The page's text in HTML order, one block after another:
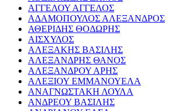
ΑΓΓΕΛΟΥ ΑΓΓΕΛΟΣ
ΑΔΑΜΟΠΟΥΛΟΣ ΑΛΕΞΑΝΔΡΟΣ
ΑΘΕΡΙΔΗΣ ΘΟΔΩΡΗΣ
ΑΙΣΧΥΛΟΣ
ΑΛΕΞΑΚΗΣ ΒΑΣΙΛΗΣ
ΑΛΕΞΑΝΔΡΗΣ ΘΑΝΟΣ
ΑΛΕΞΑΝΔΡΟΥ ΑΡΗΣ
ΑΛΕΞΙΟΥ ΕΜΜΑΝΟΥΕΛΑ
ΑΝΑΓΝΩΣΤΑΚΗ ΛΟΥΛΑ
ΑΝΔΡΕΟΥ ΒΑΣΙΛΗΣ